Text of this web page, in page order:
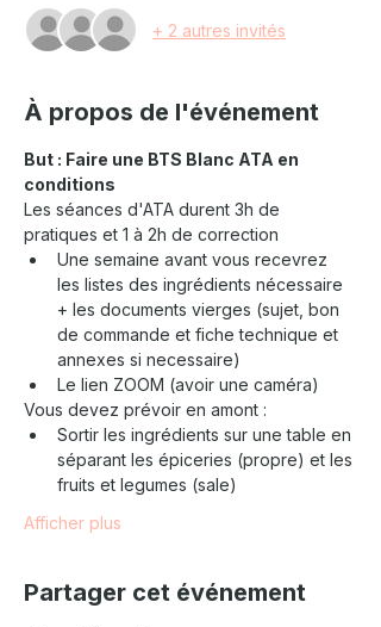
+ 2 autres invités
À propos de l'événement
But : Faire une BTS Blanc ATA en
conditions
Les séances d'ATA durent 3h de
pratiques et 1 à 2h de correction
Une semaine avant vous recevrez
les listes des ingrédients nécessaire
+ les documents vierges (sujet, bon
de commande et fiche technique et
annexes si necessaire)
Le lien ZOOM (avoir une caméra)
Vous devez prévoir en amont :
Sortir les ingrédients sur une table en
séparant les épiceries (propre) et les
fruits et legumes (sale)
Afficher plus
Partager cet événement